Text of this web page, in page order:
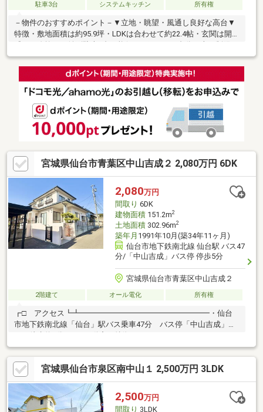
駐車3台
システムキッチン 所有権
－物件のおすすめポイント－▼立地・眺望・風通し良好な高台▼
特徴・敷地面積は約95.9坪・LDKは合わせて約22.4帖・玄関は開放
有)▼2020年8月外装リフォーム履歴・外壁・屋根塗装工事▼周辺
環境・COOP MIYAGI国見ヶ丘店 徒歩7分(約540m)・せせらぎの丘
公園 徒歩1分(約10m)※その他費用管理組合費1000円／年テレビ視
聴(ジェイコム利用エリア)1100円(税込)／月■ ご希望の住まい探し
にお問い合わせください。
宮城県仙台市青葉区中山吉成２ 2,080万円 6DK
2,080万円
間取り 6DK
建物面積151.2m2
土地面積302.96m2
築年月 1991年10月(築34年11ヶ月)
仙台市地下鉄南北線 仙台駅 バス47
分/「中山吉成」バス停 停歩5分
宮城県仙台市青葉区中山吉成２
2階建て オール電化 所有権
┏□ アクセス┗┻━━━━━━━━━━━━━━━━━・仙台
市地下鉄南北線「仙台」駅バス乗車47分 バス停「中山吉成」停
まで徒歩約5分┏□ 不動産の特徴
┗┻━━━━━━━━━━━━━━━━━・宅盤が道路より高く
なっているため、道路からの視線が気になりづらく、陽当たりも
確保されています。・１階には和室が3部屋あり、そのうち一間が
約10帖あるため、1階で生活が完結できる間取りです。・敷地南
西側にはお庭がございます。・3台分の駐車スペースがございま
す。(車種による)
宮城県仙台市泉区南中山１ 2,500万円 3LDK
2,500万円
間取り 3LDK